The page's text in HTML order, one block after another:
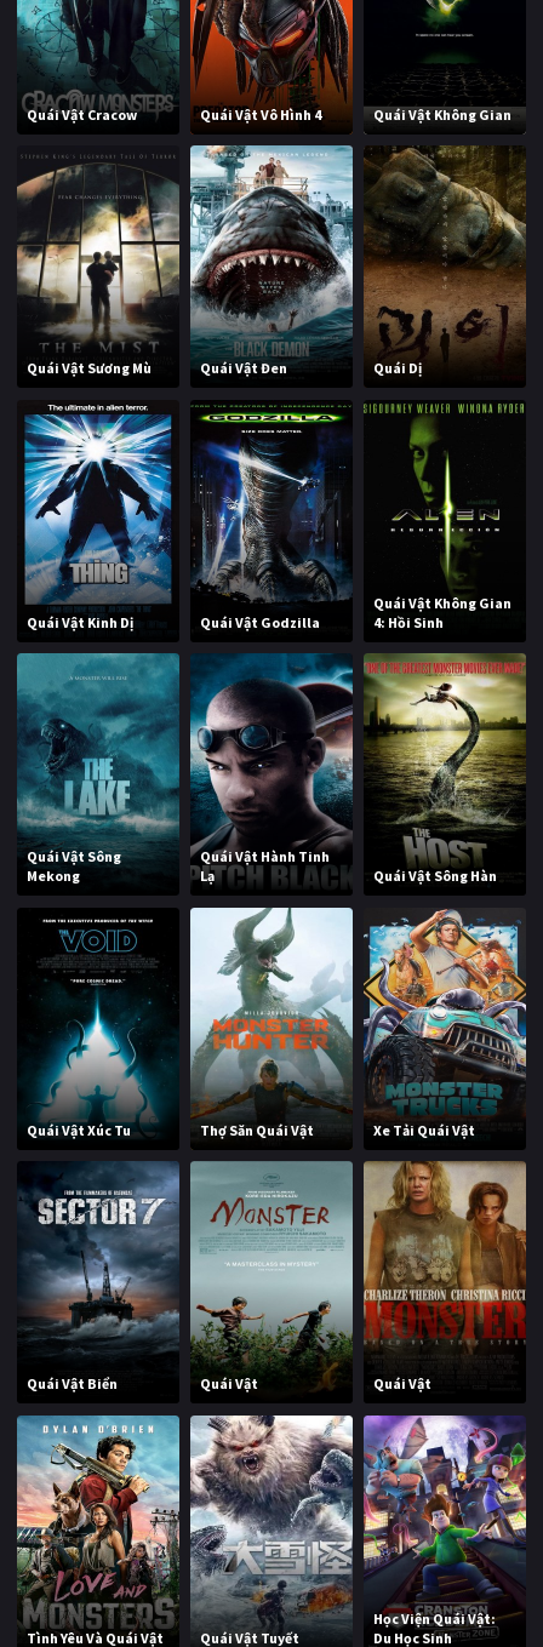
Quái Vật Cracow Quái Vật Vô Hình 4 Quái Vật Không Gian
Quái Vật Sương Mù Quái Vật Đen Quái Dị
Quái Vật Kinh Dị Quái Vật Godzilla
Quái Vật Không Gian
4: Hồi Sinh
Quái Vật Sông
Mekong
Quái Vật Hành Tinh
Lạ
Quái Vật Sông Hàn
Quái Vật Xúc Tu Thợ Săn Quái Vật Xe Tải Quái Vật
Quái Vật Biển Quái Vật Quái Vật
Tình Yêu Và Quái Vật Quái Vật Tuyết
Học Viện Quái Vật:
Du Học Sinh